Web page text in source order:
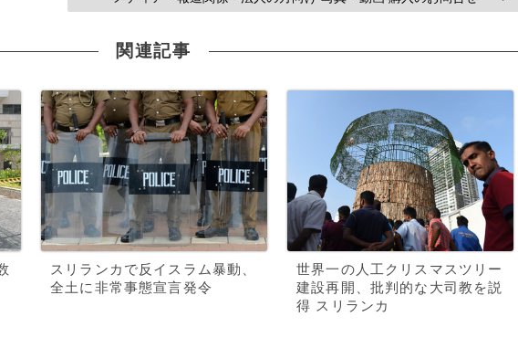
関連記事
スリランカで反イスラム暴動、
全土に非常事態宣言発令
世界一の人工クリスマスツリー
建設再開、批判的な大司教を説
得 スリランカ